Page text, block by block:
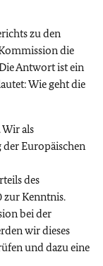
zu den
die
Antwort ist ein
Wie geht die
Wir als
Europäischen
des
zur Kenntnis.
bei der
wir dieses
und dazu eine